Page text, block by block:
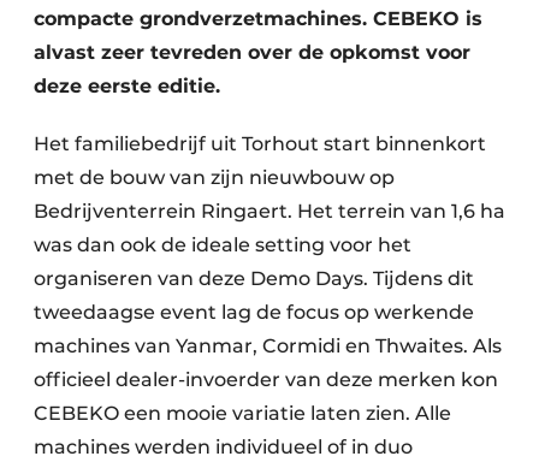
compacte grondverzetmachines. CEBEKO is
alvast zeer tevreden over de opkomst voor
deze eerste editie.
Het familiebedrijf uit Torhout start binnenkort
met de bouw van zijn nieuwbouw op
Bedrijventerrein Ringaert. Het terrein van 1,6 ha
was dan ook de ideale setting voor het
organiseren van deze Demo Days. Tijdens dit
tweedaagse event lag de focus op werkende
machines van Yanmar, Cormidi en Thwaites. Als
officieel dealer-invoerder van deze merken kon
CEBEKO een mooie variatie laten zien. Alle
machines werden individueel of in duo